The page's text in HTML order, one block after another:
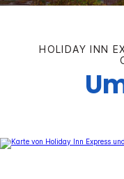
HOLIDAY INN